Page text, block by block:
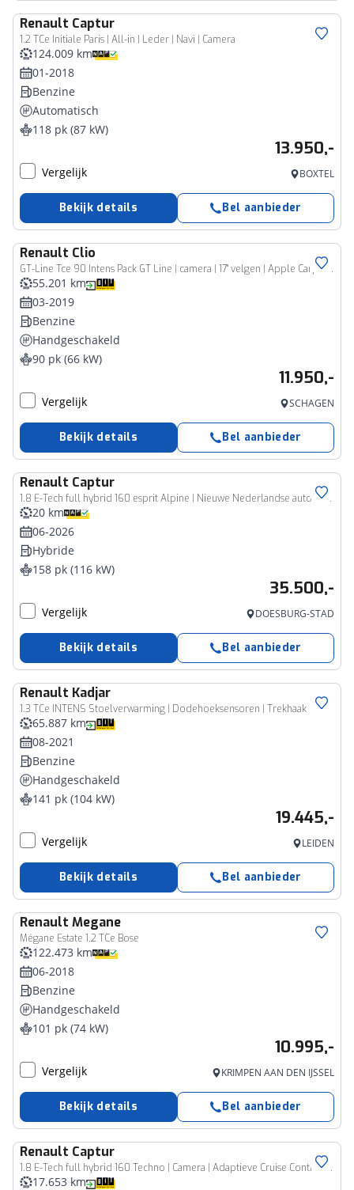
Renault Captur
1.2 TCe Initiale Paris | All-in | Leder | Navi | Camera
124.009 km
01-2018
Benzine
Automatisch
118 pk (87 kW)
13.950,-
Vergelijk BOXTEL
Bekijk details Bel aanbieder
Renault Clio
GT-Line Tce 90 Intens Pack GT Line | camera | 17" velgen | Apple Carplay/Android Auto | tijdelijk gratis Top Afleverpakket twv Eur 695
55.201 km
03-2019
Benzine
Handgeschakeld
90 pk (66 kW)
11.950,-
Vergelijk SCHAGEN
Bekijk details Bel aanbieder
Renault Captur
1.8 E-Tech full hybrid 160 esprit Alpine | Nieuwe Nederlandse auto | Pack Light & Sound | Rijklaarprijs!! | Prachtige kleur blanc Nacre / Noir | Reservewiel | Harman Kardon geluidssysteem |
20 km
06-2026
Hybride
158 pk (116 kW)
35.500,-
Vergelijk DOESBURG-STAD
Bekijk details Bel aanbieder
Renault Kadjar
1.3 TCe INTENS Stoelverwarming | Dodehoeksensoren | Trekhaak
65.887 km
08-2021
Benzine
Handgeschakeld
141 pk (104 kW)
19.445,-
Vergelijk LEIDEN
Bekijk details Bel aanbieder
Renault Megane
Mégane Estate 1.2 TCe Bose
122.473 km
06-2018
Benzine
Handgeschakeld
101 pk (74 kW)
10.995,-
Vergelijk KRIMPEN AAN DEN IJSSEL
Bekijk details Bel aanbieder
Renault Captur
1.8 E-Tech full hybrid 160 Techno | Camera | Adaptieve Cruise Control | Navigatie
17.653 km